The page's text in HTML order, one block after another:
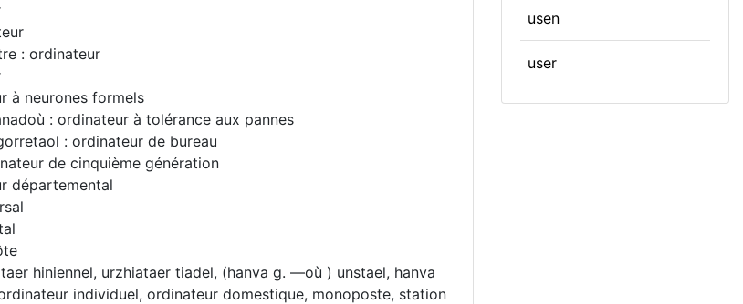
: ordinateur
à neurones formels
: ordinateur à tolérance aux pannes
: ordinateur de bureau
de cinquième génération
départemental
hiniennel, urzhiataer tiadel, (hanva g. ―où ) unstael, hanva
individuel, ordinateur domestique, monoposte, station
usen
user